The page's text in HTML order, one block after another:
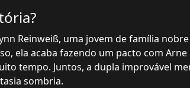
Reinweiß, uma jovem de família
ela acaba fazendo um pacto com
tempo. Juntos, a dupla improvável
sombria.